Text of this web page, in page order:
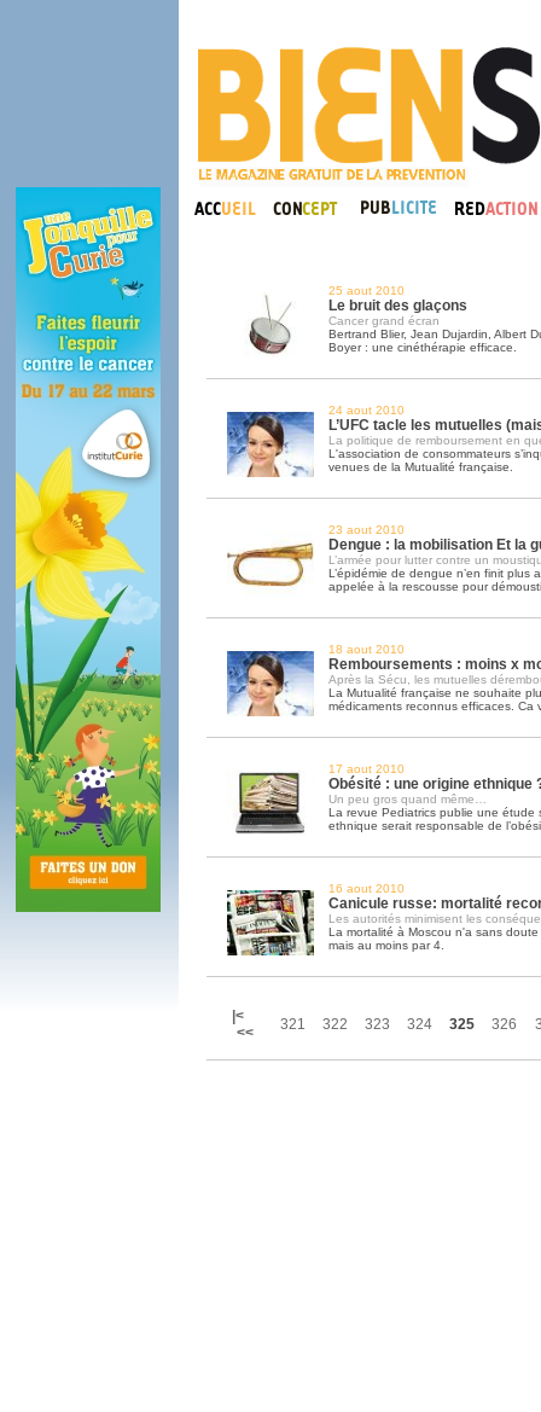
25 aout 2010
Le bruit des glaçons
Cancer grand écran
Bertrand Blier, Jean Dujardin, Albert
Boyer : une cinéthérapie efficace.
24 aout 2010
L’UFC tacle les mutuelles
La politique de remboursement en
L'association de consommateurs
venues de la Mutualité française.
23 aout 2010
Dengue : la mobilisation Et la
L’armée pour lutter contre un
L’épidémie de dengue n’en finit plus
appelée à la rescousse pour
18 aout 2010
Remboursements : moins x
Après la Sécu, les mutuelles
La Mutualité française ne souhaite
médicaments reconnus efficaces. Ca
17 aout 2010
Obésité : une origine ethnique
Un peu gros quand même…
La revue Pediatrics publie une étude
ethnique serait responsable de
16 aout 2010
Canicule russe: mortalité
Les autorités minimisent les
La mortalité à Moscou n'a sans
mais au moins par 4.
|<
<<
321 322 323 324 325 326